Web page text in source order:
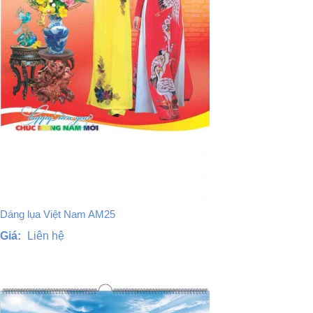
Dáng lụa Việt Nam AM25
Giá:
Liên hệ